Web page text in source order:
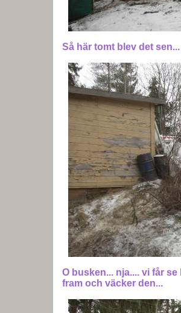
Så här tomt blev det sen...
O busken... nja.... vi får
fram och väcker den...